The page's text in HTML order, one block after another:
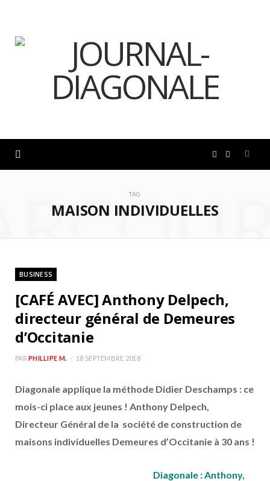
c
o
TAG
MAISON INDIVIDUELLES
BUSINESS
[CAFÉ AVEC] Anthony Delpech,
directeur général de Demeures
d’Occitanie
PAR PHILLIPE M. 18 SEPTEMBRE 2018
Diagonale applique la méthode Didier Deschamps : ce
mois-ci place aux jeunes ! Anthony Delpech,
Directeur Général de la société de construction de
maisons individuelles Demeures d’Occitanie à 30 ans !
Diagonale : Anthony,